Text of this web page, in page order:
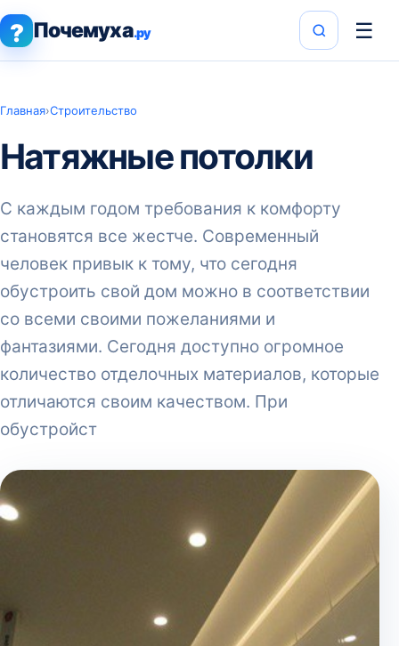
? Почемуха.ру ☰
Главная›Строительство
Натяжные потолки
С каждым годом требования к комфорту
становятся все жестче. Современный
человек привык к тому, что сегодня
обустроить свой дом можно в соответствии
со всеми своими пожеланиями и
фантазиями. Сегодня доступно огромное
количество отделочных материалов, которые
отличаются своим качеством. При
обустройст